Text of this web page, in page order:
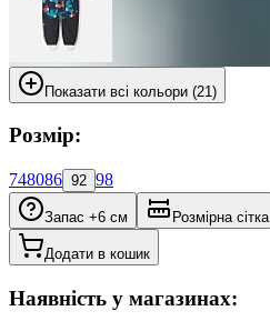
Показати всі кольори (21)
Розмір:
748086 92 98
Запас +6 см Розмірна сітка
Додати в кошик
Наявність у магазинах: